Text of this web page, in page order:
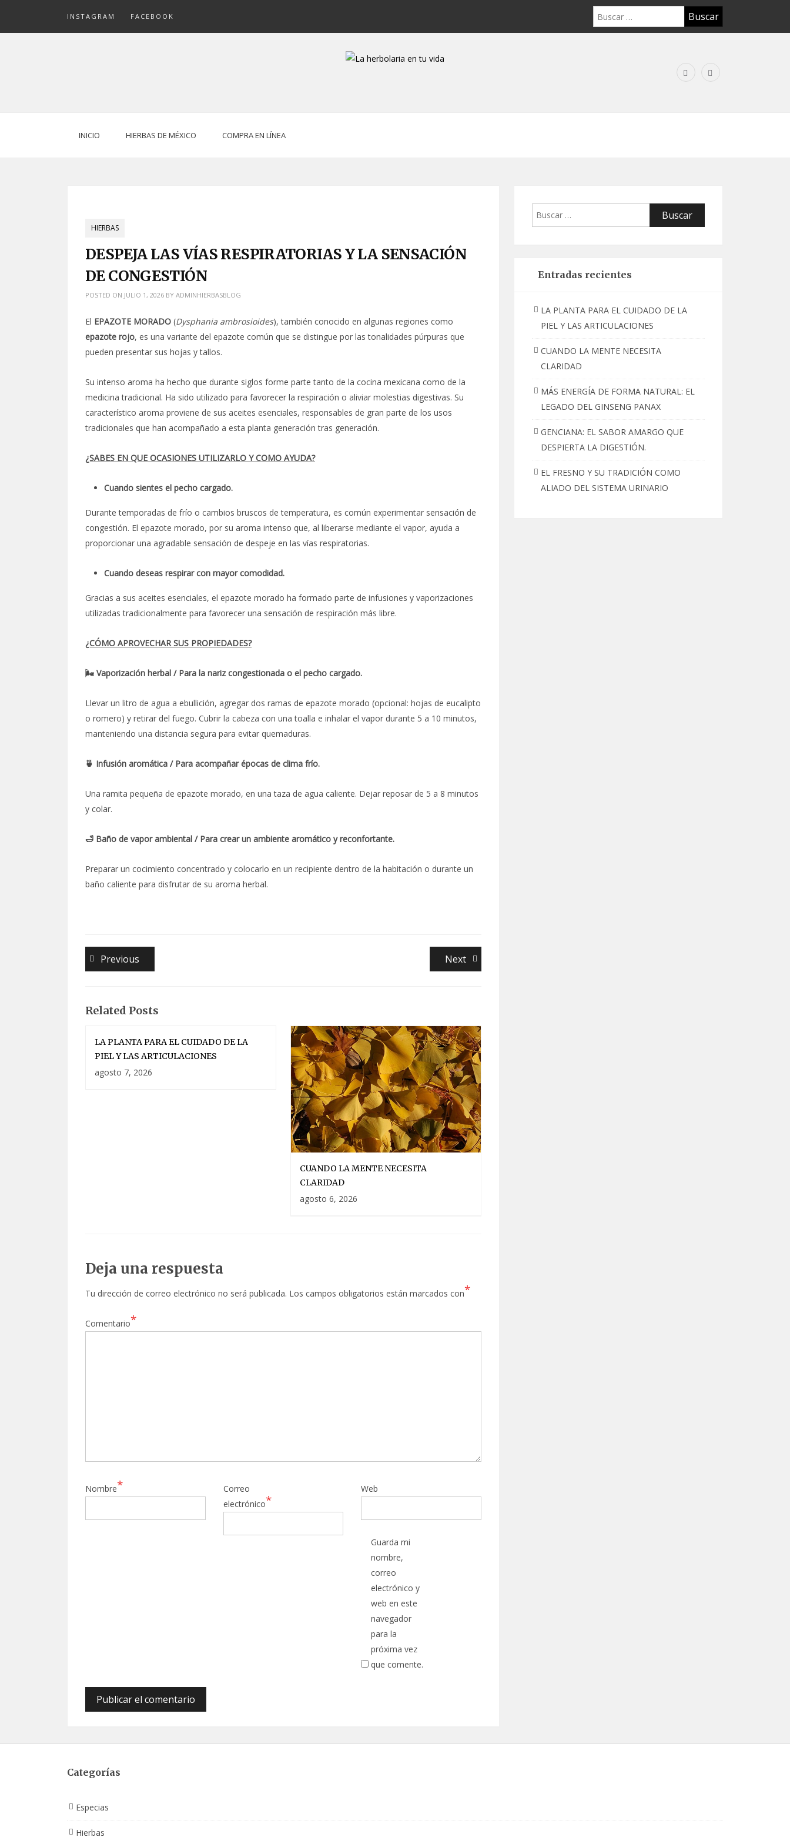
INSTAGRAM FACEBOOK Buscar:
INICIO HIERBAS DE MÉXICO COMPRA EN LÍNEA
HIERBAS
DESPEJA LAS VÍAS RESPIRATORIAS Y LA SENSACIÓN
DE CONGESTIÓN
POSTED ON JULIO 1, 2026 BY ADMINHIERBASBLOG
El EPAZOTE MORADO (Dysphania ambrosioides), también conocido en algunas regiones como
epazote rojo, es una variante del epazote común que se distingue por las tonalidades púrpuras que
pueden presentar sus hojas y tallos.
Su intenso aroma ha hecho que durante siglos forme parte tanto de la cocina mexicana como de la
medicina tradicional. Ha sido utilizado para favorecer la respiración o aliviar molestias digestivas. Su
característico aroma proviene de sus aceites esenciales, responsables de gran parte de los usos
tradicionales que han acompañado a esta planta generación tras generación.
¿SABES EN QUE OCASIONES UTILIZARLO Y COMO AYUDA?
Cuando sientes el pecho cargado.
Durante temporadas de frío o cambios bruscos de temperatura, es común experimentar sensación de
congestión. El epazote morado, por su aroma intenso que, al liberarse mediante el vapor, ayuda a
proporcionar una agradable sensación de despeje en las vías respiratorias.
Cuando deseas respirar con mayor comodidad.
Gracias a sus aceites esenciales, el epazote morado ha formado parte de infusiones y vaporizaciones
utilizadas tradicionalmente para favorecer una sensación de respiración más libre.
¿CÓMO APROVECHAR SUS PROPIEDADES?
🌬️ Vaporización herbal / Para la nariz congestionada o el pecho cargado.
Llevar un litro de agua a ebullición, agregar dos ramas de epazote morado (opcional: hojas de eucalipto
o romero) y retirar del fuego. Cubrir la cabeza con una toalla e inhalar el vapor durante 5 a 10 minutos,
manteniendo una distancia segura para evitar quemaduras.
🍵 Infusión aromática / Para acompañar épocas de clima frío.
Una ramita pequeña de epazote morado, en una taza de agua caliente. Dejar reposar de 5 a 8 minutos
y colar.
🛁 Baño de vapor ambiental / Para crear un ambiente aromático y reconfortante.
Preparar un cocimiento concentrado y colocarlo en un recipiente dentro de la habitación o durante un
baño caliente para disfrutar de su aroma herbal.
Navegación
de
Previous NextNext
Related Posts
LA PLANTA PARA EL CUIDADO DE LA
PIEL Y LAS ARTICULACIONES
agosto 7, 2026
CUANDO LA MENTE NECESITA
CLARIDAD
agosto 6, 2026
Deja una respuesta
Tu dirección de correo electrónico no será publicada. Los campos obligatorios están marcados con*
Comentario*
Nombre*
Correo
electrónico*
Web
Guarda mi
nombre,
correo
electrónico y
web en este
navegador
para la
próxima vez
que comente.
Buscar:
Entradas recientes
LA PLANTA PARA EL CUIDADO DE LA
PIEL Y LAS ARTICULACIONES
CUANDO LA MENTE NECESITA
CLARIDAD
MÁS ENERGÍA DE FORMA NATURAL: EL
LEGADO DEL GINSENG PANAX
GENCIANA: EL SABOR AMARGO QUE
DESPIERTA LA DIGESTIÓN.
EL FRESNO Y SU TRADICIÓN COMO
ALIADO DEL SISTEMA URINARIO
Categorías
Especias
Hierbas